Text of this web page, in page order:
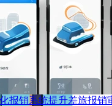
报销系统提升差旅报销